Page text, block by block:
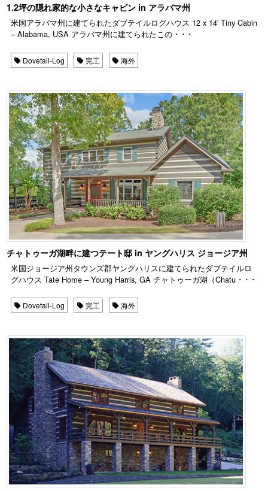
1.2坪の隠れ家的な小さなキャビン in アラバマ州
米国アラバマ州に建てられたダブテイルログハウス 12 x 14′ Tiny Cabin
– Alabama, USA アラバマ州に建てられたこの ･ ･ ･
Dovetail-Log 完工 海外
チャトゥーガ湖畔に建つテート邸 in ヤングハリス ジョージア州
米国ジョージア州タウンズ郡ヤングハリスに建てられたダブテイルロ
グハウス Tate Home – Young Harris, GA チャトゥーガ湖（Chatu ･ ･ ･
Dovetail-Log 完工 海外